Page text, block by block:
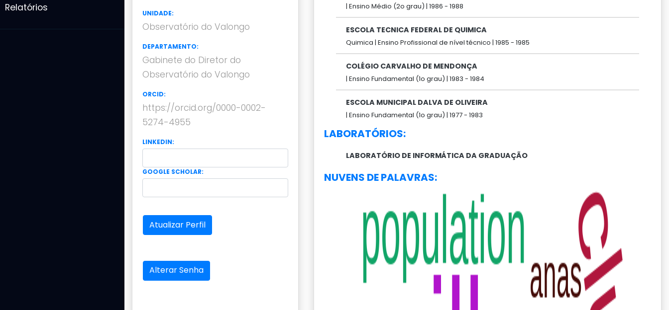
Relatórios
UNIDADE:
Observatório do Valongo
DEPARTAMENTO:
Gabinete do Diretor do
Observatório do Valongo
ORCID:
https://orcid.org/0000-0002-
5274-4955
LINKEDIN:
GOOGLE SCHOLAR:
Atualizar Perfil
Alterar Senha
| Ensino Médio (2o grau) | 1986 - 1988
ESCOLA TECNICA FEDERAL DE QUIMICA
Quimica | Ensino Profissional de nível técnico | 1985 - 1985
COLÉGIO CARVALHO DE MENDONÇA
| Ensino Fundamental (1o grau) | 1983 - 1984
ESCOLA MUNICIPAL DALVA DE OLIVEIRA
| Ensino Fundamental (1o grau) | 1977 - 1983
LABORATÓRIOS:
LABORATÓRIO DE INFORMÁTICA DA GRADUAÇÃO
NUVENS DE PALAVRAS: